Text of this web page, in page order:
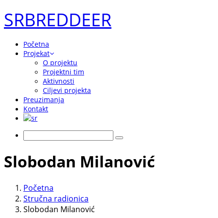
SRBREDDEER
Početna
Projekat
O projektu
Projektni tim
Aktivnosti
Ciljevi projekta
Preuzimanja
Kontakt
Slobodan Milanović
Početna
Stručna radionica
Slobodan Milanović